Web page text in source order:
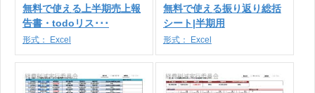
無料で使える上半期売上報
告書・todoリス･･･
形式： Excel
無料で使える振り返り総括
シート|半期用
形式： Excel